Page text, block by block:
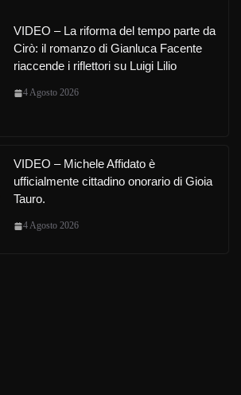
VIDEO – La riforma del tempo parte da
Cirò: il romanzo di Gianluca Facente
riaccende i riflettori su Luigi Lilio
4 Agosto 2026
VIDEO – Michele Affidato è
ufficialmente cittadino onorario di Gioia
Tauro.
4 Agosto 2026